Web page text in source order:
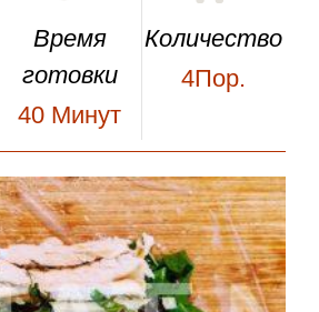
Время
готовки
40 Минут
Количество
4Пор.